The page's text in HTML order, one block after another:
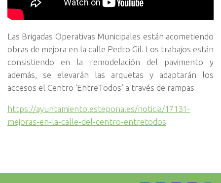
Las Brigadas Operativas Municipales están acometiendo
obras de mejora en la calle Pedro Gil. Los trabajos están
consistiendo en la remodelación del pavimento y
además, se elevarán las arquetas y adaptarán los
accesos el Centro ‘EntreTodos’ a través de rampas
https://ayuntamiento.estepona.es/noticia/17131-
mejoras-en-la-calle-del-centro-entretodos